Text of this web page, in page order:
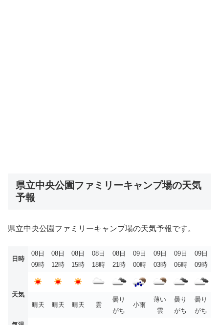
県立中央公園ファミリーキャンプ場の天気
予報
県立中央公園ファミリーキャンプ場の天気予報です。
日時
08日
09時
08日
12時
08日
15時
08日
18時
08日
21時
09日
00時
09日
03時
09日
06時
09日
09時
天気
晴天
晴天 晴天 雲
曇り
がち
小雨
薄い
雲
曇り
がち
曇り
がち